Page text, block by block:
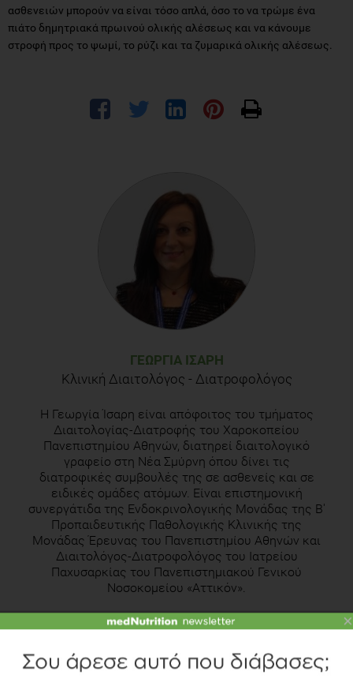
ασθενειών μπορούν να είναι τόσο απλά, όσο το να τρώμε ένα
πιάτο δημητριακά πρωινού ολικής αλέσεως και να κάνουμε
στροφή προς το ψωμί, το ρύζι και τα ζυμαρικά ολικής αλέσεως.
ΓΕΩΡΓΊΑ ΊΣΑΡΗ
Κλινική Διαιτολόγος - Διατροφολόγος
Η Γεωργία Ίσαρη είναι απόφοιτος του τμήματος
Διαιτολογίας-Διατροφής του Χαροκοπείου
Πανεπιστημίου Αθηνών, διατηρεί διαιτολογικό
γραφείο στη Νέα Σμύρνη όπου δίνει τις
διατροφικές συμβουλές της σε ασθενείς και σε
ειδικές ομάδες ατόμων. Είναι επιστημονική
συνεργάτιδα της Ενδοκρινολογικής Μονάδας της Β'
Προπαιδευτικής Παθολογικής Κλινικής της
Μονάδας Έρευνας του Πανεπιστημίου Αθηνών και
Διαιτολόγος-Διατροφολόγος του Ιατρείου
Παχυσαρκίας του Πανεπιστημιακού Γενικού
Νοσοκομείου «Αττικόν».
Γνωρίστε την αρθογράφο
Δείτε το διαιτολογικό γραφείο
×